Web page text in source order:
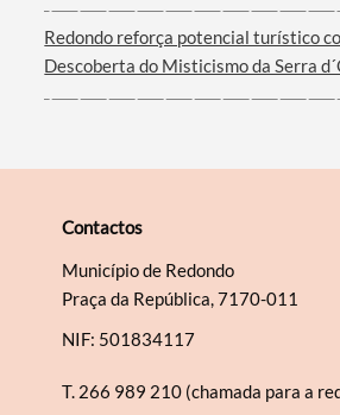
Redondo reforça potencial turístico
Descoberta do Misticismo da Serra
Contactos
Município de Redondo
Praça da República, 7170-011
NIF: 501834117
T. 266 989 210 (chamada para a